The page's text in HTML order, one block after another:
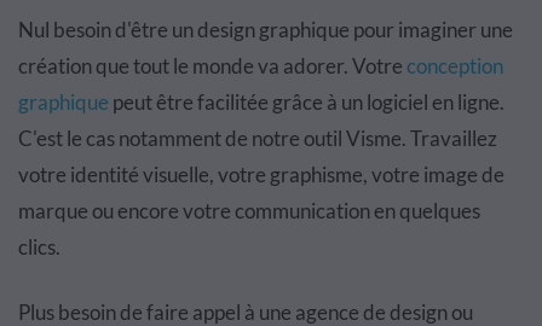
Nul besoin d'être un design graphique pour imaginer une
création que tout le monde va adorer. Votreconception
graphique peut être facilitée grâce à un logiciel en ligne.
C'est le cas notamment de notre outil Visme. Travaillez
votre identité visuelle, votre graphisme, votre image de
marque ou encore votre communication en quelques
clics.
Plus besoin de faire appel à une agence de design ou